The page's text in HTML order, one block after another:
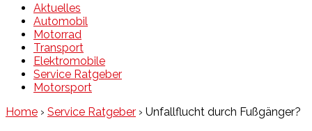
Aktuelles
Automobil
Motorrad
Transport
Elektromobile
Service Ratgeber
Motorsport
Home › Service Ratgeber › Unfallflucht durch Fußgänger?